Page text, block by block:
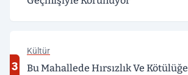
3
Kültür
Bu Mahallede Hırsızlık Ve Kötülüğe